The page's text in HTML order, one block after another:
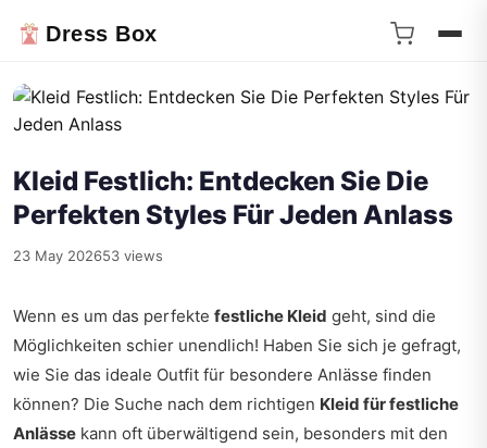
Dress Box
Kleid Festlich: Entdecken Sie Die
Perfekten Styles Für Jeden Anlass
23 May 202653 views
Wenn es um das perfekte festliche Kleid geht, sind die
Möglichkeiten schier unendlich! Haben Sie sich je gefragt,
wie Sie das ideale Outfit für besondere Anlässe finden
können? Die Suche nach dem richtigen Kleid für festliche
Anlässe kann oft überwältigend sein, besonders mit den